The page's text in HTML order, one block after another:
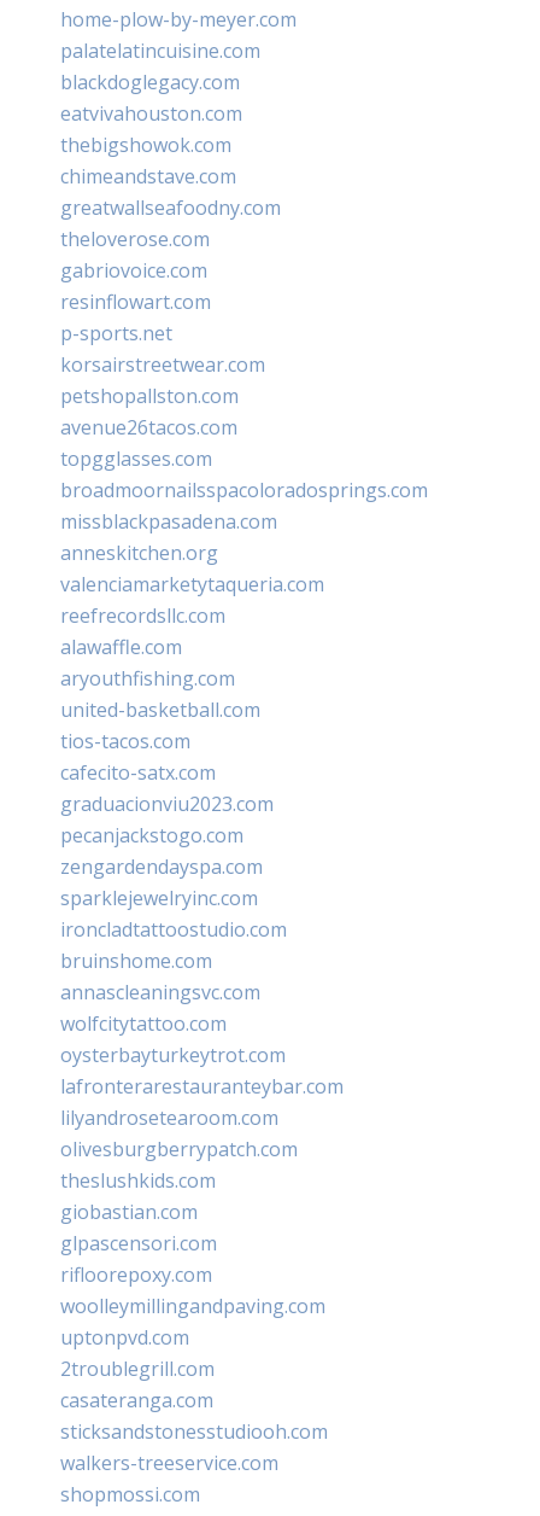
home-plow-by-meyer.com
palatelatincuisine.com
blackdoglegacy.com
eatvivahouston.com
thebigshowok.com
chimeandstave.com
greatwallseafoodny.com
theloverose.com
gabriovoice.com
resinflowart.com
p-sports.net
korsairstreetwear.com
petshopallston.com
avenue26tacos.com
topgglasses.com
broadmoornailsspacoloradosprings.com
missblackpasadena.com
anneskitchen.org
valenciamarketytaqueria.com
reefrecordsllc.com
alawaffle.com
aryouthfishing.com
united-basketball.com
tios-tacos.com
cafecito-satx.com
graduacionviu2023.com
pecanjackstogo.com
zengardendayspa.com
sparklejewelryinc.com
ironcladtattoostudio.com
bruinshome.com
annascleaningsvc.com
wolfcitytattoo.com
oysterbayturkeytrot.com
lafronterarestauranteybar.com
lilyandrosetearoom.com
olivesburgberrypatch.com
theslushkids.com
giobastian.com
glpascensori.com
rifloorepoxy.com
woolleymillingandpaving.com
uptonpvd.com
2troublegrill.com
casateranga.com
sticksandstonesstudiooh.com
walkers-treeservice.com
shopmossi.com